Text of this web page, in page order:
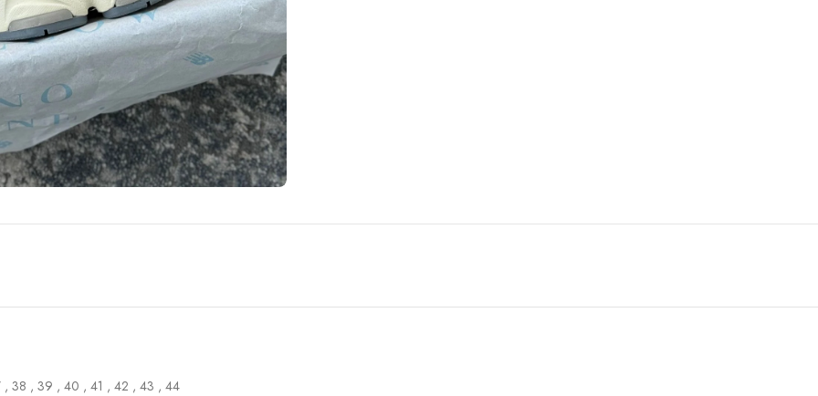
, 38 , 39 , 40 , 41 , 42 , 43 , 44